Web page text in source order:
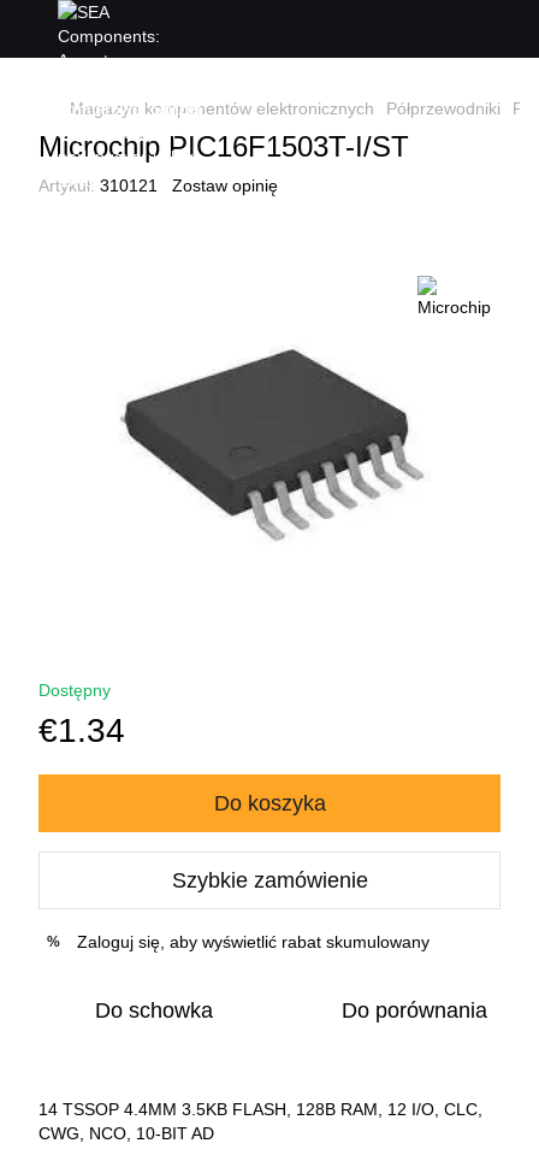
Magazyn komponentów elektronicznych Półprzewodniki
Microchip PIC16F1503T-I/ST
Artykuł: 310121 Zostaw opinię
Dostępny
€1.34
Do koszyka
Szybkie zamówienie
% Zaloguj się , aby wyświetlić rabat skumulowany
Do schowka Do porównania
14 TSSOP 4.4MM 3.5KB FLASH, 128B RAM, 12 I/O, CLC,
CWG, NCO, 10-BIT AD